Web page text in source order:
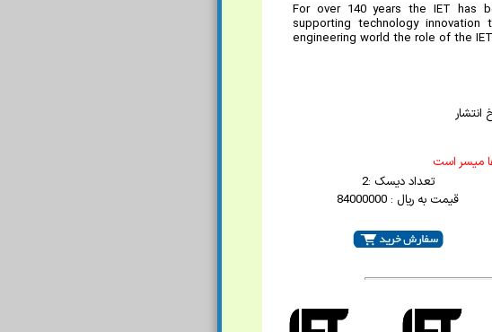
For over 140 years the IET has
supporting technology
engineering world the role of the
ميسر است
تعداد دیسک :2
قیمت به ریال : 84000000